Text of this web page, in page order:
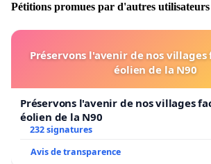
Pétitions promues par d'autres utilisateurs
Préservons l'avenir de nos
éolien de la N90
Préservons l'avenir de nos villages
éolien de la N90
232 signatures
Avis de transparence